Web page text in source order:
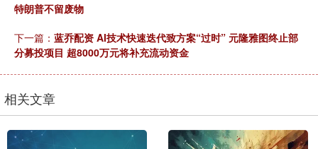
特朗普不留废物
下一篇： 蓝乔配资 AI技术快速迭代致方案“过时” 元隆雅图终止部
分募投项目 超8000万元将补充流动资金
相关文章